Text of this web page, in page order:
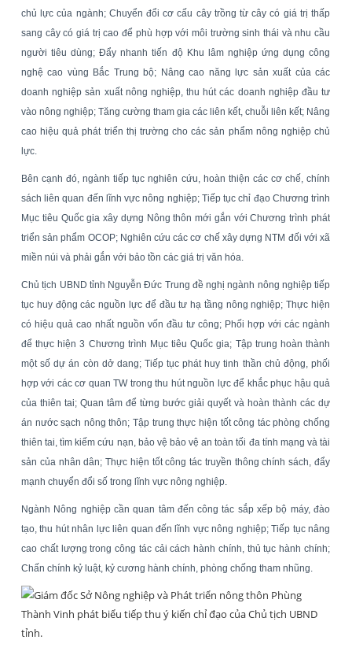
chủ lực của ngành; Chuyển đổi cơ cấu cây trồng từ cây có giá trị thấp
sang cây có giá trị cao để phù hợp với môi trường sinh thái và nhu cầu
người tiêu dùng; Đẩy nhanh tiến độ Khu lâm nghiệp ứng dụng công
nghệ cao vùng Bắc Trung bộ; Nâng cao năng lực sản xuất của các
doanh nghiệp sản xuất nông nghiệp, thu hút các doanh nghiệp đầu tư
vào nông nghiệp; Tăng cường tham gia các liên kết, chuỗi liên kết; Nâng
cao hiệu quả phát triển thị trường cho các sản phẩm nông nghiệp chủ
lực.
Bên cạnh đó, ngành tiếp tục nghiên cứu, hoàn thiện các cơ chế, chính
sách liên quan đến lĩnh vực nông nghiệp; Tiếp tục chỉ đạo Chương trình
Mục tiêu Quốc gia xây dựng Nông thôn mới gắn với Chương trình phát
triển sản phẩm OCOP; Nghiên cứu các cơ chế xây dựng NTM đối với xã
miền núi và phải gắn với bảo tồn các giá trị văn hóa.
Chủ tịch UBND tỉnh Nguyễn Đức Trung đề nghị ngành nông nghiệp tiếp
tục huy động các nguồn lực để đầu tư hạ tầng nông nghiệp; Thực hiện
có hiệu quả cao nhất nguồn vốn đầu tư công; Phối hợp với các ngành
để thực hiện 3 Chương trình Mục tiêu Quốc gia; Tập trung hoàn thành
một số dự án còn dở dang; Tiếp tục phát huy tinh thần chủ động, phối
hợp với các cơ quan TW trong thu hút nguồn lực để khắc phục hậu quả
của thiên tai; Quan tâm để từng bước giải quyết và hoàn thành các dự
án nước sạch nông thôn;Tập trung thực hiện tốt công tác phòng chống
thiên tai, tìm kiếm cứu nạn, bảo vệ bảo vệ an toàn tối đa tính mạng và tài
sản của nhân dân; Thực hiện tốt công tác truyền thông chính sách, đẩy
mạnh chuyển đổi số trong lĩnh vực nông nghiệp.
Ngành Nông nghiệp cần quan tâm đến công tác sắp xếp bộ máy, đào
tạo, thu hút nhân lực liên quan đến lĩnh vực nông nghiệp; Tiếp tục nâng
cao chất lượng trong công tác cải cách hành chính, thủ tục hành chính;
Chấn chính kỷ luật, kỷ cương hành chính, phòng chống tham nhũng.